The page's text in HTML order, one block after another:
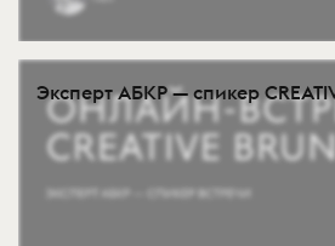
Эксперт АБКР — спикер